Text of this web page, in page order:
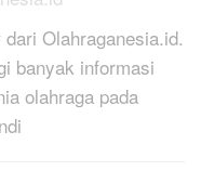
Olahraganesia.id.
banyak informasi
olahraga pada